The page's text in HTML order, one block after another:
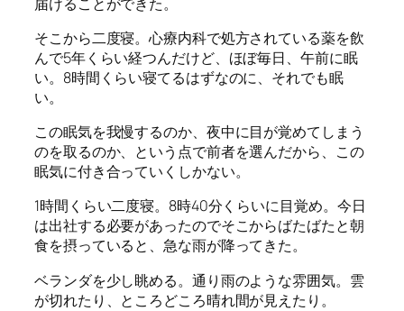
そこから二度寝。心療内科で処方されている薬を飲
んで5年くらい経つんだけど、ほぼ毎日、午前に眠
い。8時間くらい寝てるはずなのに、それでも眠
い。
この眠気を我慢するのか、夜中に目が覚めてしまう
のを取るのか、という点で前者を選んだから、この
眠気に付き合っていくしかない。
1時間くらい二度寝。8時40分くらいに目覚め。今日
は出社する必要があったのでそこからばたばたと朝
食を摂っていると、急な雨が降ってきた。
ベランダを少し眺める。通り雨のような雰囲気。雲
が切れたり、ところどころ晴れ間が見えたり。